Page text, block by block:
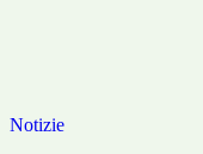
Notizie